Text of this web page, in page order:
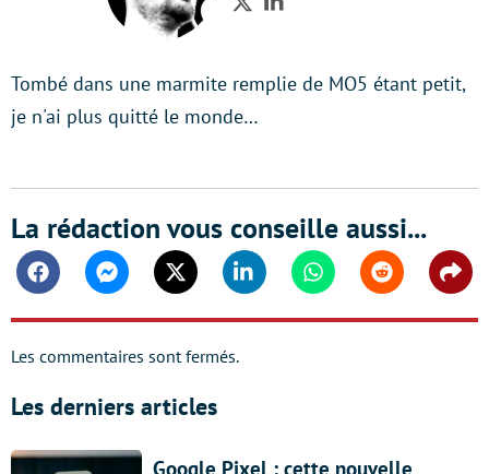
TwitterLinkedIn
Tombé dans une marmite remplie de MO5 étant petit,
je n'ai plus quitté le monde…
La rédaction vous conseille aussi...
FacebookMessengerTwitter Linkedin WhatsappReddit
Les commentaires sont fermés.
Les derniers articles
Google Pixel : cette nouvelle